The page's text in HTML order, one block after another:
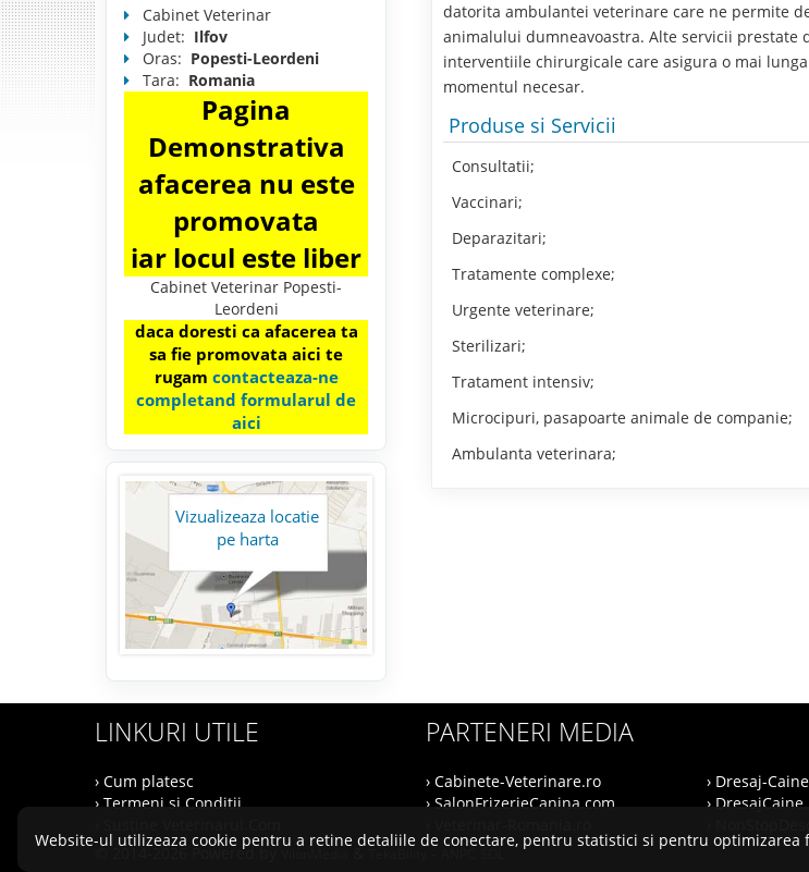
Cabinet Veterinar
Judet: Ilfov
Oras: Popesti-Leordeni
Tara: Romania
Pagina
Demonstrativa
afacerea nu este
promovata
iar locul este liber
Cabinet Veterinar Popesti-
Leordeni
daca doresti ca afacerea ta
sa fie promovata aici te
rugam contacteaza-ne
completand formularul de
aici
Vizualizeaza locatie
pe harta
datorita ambulantei veterinare care ne permite
animalului dumneavoastra. Alte servicii
interventiile chirurgicale care asigura o mai
momentul necesar.
Produse si Servicii
Consultatii;
Vaccinari;
Deparazitari;
Tratamente complexe;
Urgente veterinare;
Sterilizari;
Tratament intensiv;
Microcipuri, pasapoarte animale de companie;
Ambulanta veterinara;
LINKURI UTILE
› Cum platesc
› Termeni si Conditii
PARTENERI MEDIA
› Cabinete-Veterinare.ro
› SalonFrizerieCanina.com
› Dresaj-
›
© 2014-2026 Powered by
Website-ul utilizeaza cookie pentru a retine detaliile de conectare, pentru statistici si pentru